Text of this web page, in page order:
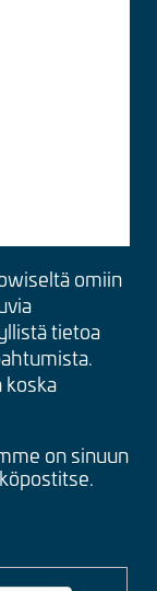
omiin
tietoa
koska
on sinuun